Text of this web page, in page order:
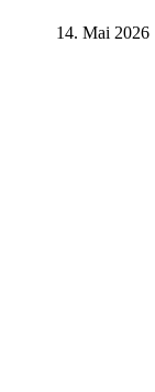
14. Mai 2026